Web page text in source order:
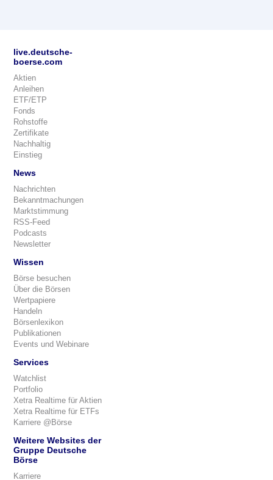
live.deutsche-
boerse.com
Aktien
Anleihen
ETF/ETP
Fonds
Rohstoffe
Zertifikate
Nachhaltig
Einstieg
News
Nachrichten
Bekanntmachungen
Marktstimmung
RSS-Feed
Podcasts
Newsletter
Wissen
Börse besuchen
Über die Börsen
Wertpapiere
Handeln
Börsenlexikon
Publikationen
Events und Webinare
Services
Watchlist
Portfolio
Xetra Realtime für Aktien
Xetra Realtime für ETFs
Karriere @Börse
Weitere Websites der
Gruppe Deutsche
Börse
Karriere